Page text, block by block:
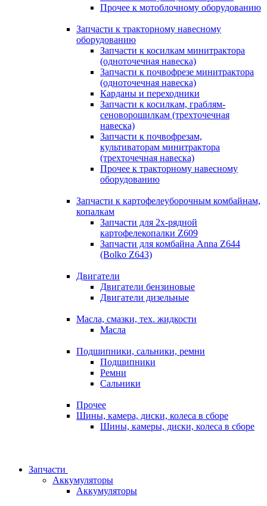
Прочее к мотоблочному оборудованию
Запчасти к тракторному навесному
оборудованию
Запчасти к косилкам минитрактора
(одноточечная навеска)
Запчасти к почвофрезе минитрактора
(одноточечная навеска)
Карданы и переходники
Запчасти к косилкам, граблям-
сеноворошилкам (трехточечная
навеска)
Запчасти к почвофрезам,
культиваторам минитрактора
(трехточечная навеска)
Прочее к тракторному навесному
оборудованию
Запчасти к картофелеуборочным комбайнам,
копалкам
Запчасти для 2х-рядной
картофелекопалки Z609
Запчасти для комбайна Anna Z644
(Bolko Z643)
Двигатели
Двигатели бензиновые
Двигатели дизельные
Масла, смазки, тех. жидкости
Масла
Подшипники, сальники, ремни
Подшипники
Ремни
Сальники
Прочее
Шины, камера, диски, колеса в сборе
Шины, камеры, диски, колеса в сборе
Запчасти
Аккумуляторы
Аккумуляторы